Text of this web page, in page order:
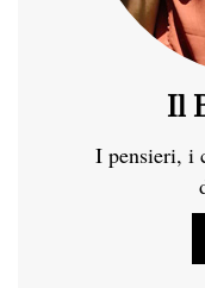
Il
I pensieri, i